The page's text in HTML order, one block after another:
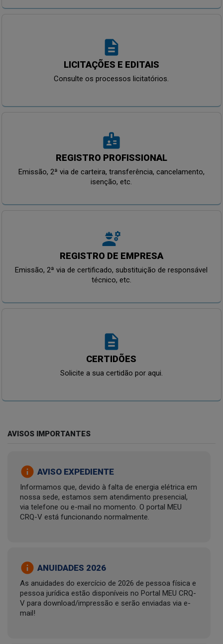
description
LICITAÇÕES E EDITAIS
Consulte os processos licitatórios.
badge
REGISTRO PROFISSIONAL
Emissão, 2ª via de carteira, transferência, cancelamento,
isenção, etc.
engineering
REGISTRO DE EMPRESA
Emissão, 2ª via de certificado, substituição de responsável
técnico, etc.
description
CERTIDÕES
Solicite a sua certidão por aqui.
AVISOS IMPORTANTES
info AVISO EXPEDIENTE
Informamos que, devido à falta de energia elétrica em
nossa sede, estamos sem atendimento presencial,
via telefone ou e-mail no momento. O portal MEU
CRQ-V está funcionando normalmente.
info ANUIDADES 2026
As anuidades do exercício de 2026 de pessoa física e
pessoa jurídica estão disponíveis no Portal MEU CRQ-
V para download/impressão e serão enviadas via e-
mail!